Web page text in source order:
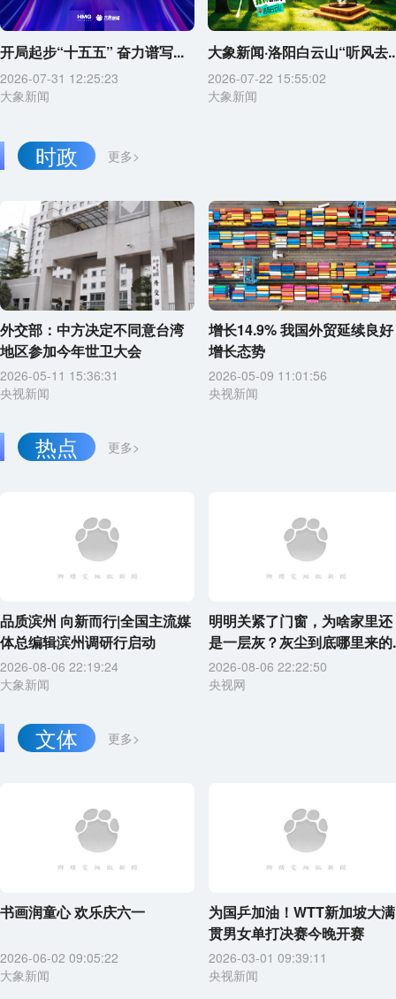
开局起步“十五五” 奋力谱写...
2026-07-31 12:25:23
大象新闻
大象新闻·洛阳白云山“听风去
2026-07-22 15:55:02
大象新闻
更多>
时政
外交部：中方决定不同意台湾
地区参加今年世卫大会
2026-05-11 15:36:31
央视新闻
增长14.9% 我国外贸延续良好
增长态势
2026-05-09 11:01:56
央视新闻
更多>
热点
品质滨州 向新而行|全国主流媒
体总编辑滨州调研行启动
2026-08-06 22:19:24
大象新闻
明明关紧了门窗，为啥家里还
是一层灰？灰尘到底哪里来的
2026-08-06 22:22:50
央视网
更多>
文体
书画润童心 欢乐庆六一
2026-06-02 09:05:22
大象新闻
为国乒加油！WTT新加坡大满
贯男女单打决赛今晚开赛
2026-03-01 09:39:11
央视新闻